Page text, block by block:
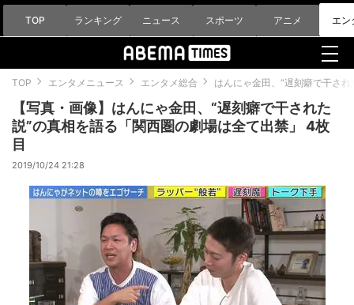
TOP ランキング ニュース スポーツ アニメ エン
TOP エンタメニュース エンタメ総合 はんにゃ金田、“遅刻癖で干さ
【写真・画像】はんにゃ金田、“遅刻癖で干された
説”の真相を語る「関西圏の劇場は全て出禁」 4枚
目
2019/10/24 21:28